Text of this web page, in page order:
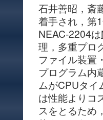
石井善昭，斎
着手され，第
NEAC-2204は
理，多重プロ
ファイル装置
プログラム内
ムがCPUタイ
は性能よりコ
スをとるため